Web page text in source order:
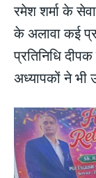
रमेश शर्मा के
के अलावा कई
प्रतिनिधि
अध्यापकों ने भी